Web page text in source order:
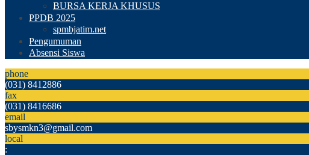
BURSA KERJA KHUSUS
PPDB 2025
spmbjatim.net
Pengumuman
Absensi Siswa
phone
(031) 8412886
fax
(031) 8416686
email
sbysmkn3@gmail.com
local
: